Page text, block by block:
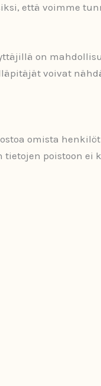
että voimme
on
voivat
omista
poistoon ei